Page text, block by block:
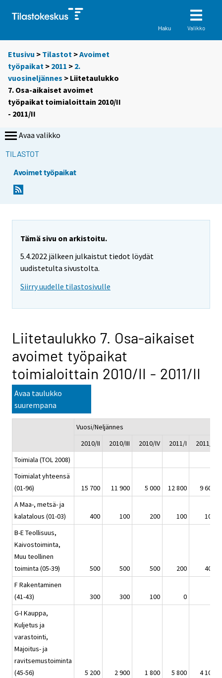
Haku Valikko
Etusivu > Tilastot >Avoimet
työpaikat > 2011 > 2.
vuosineljännes > Liitetaulukko
7. Osa-aikaiset avoimet
työpaikat toimialoittain 2010/II
- 2011/II
Avaa valikko
TILASTOT
Avoimet työpaikat
Tämä sivu on arkistoitu.
5.4.2022 jälkeen julkaistut tiedot löydät
uudistetulta sivustolta.
Siirry uudelle tilastosivulle
Liitetaulukko 7. Osa-aikaiset
avoimet työpaikat
toimialoittain 2010/II - 2011/II
Avaa taulukko
suurempana
Vuosi/Neljännes
2010/II
2010/III 2010/IV 2011/I 2011/II
Toimiala (TOL 2008)
Toimialat yhteensä
(01-96)
15 700 11 900 5 000 12 800
9 600
A Maa-, metsä- ja
kalatalous (01-03)
400 100 200 100
100
B-E Teollisuus,
Kaivostoiminta,
Muu teollinen
toiminta (05-39)
500 500 500 200
400
F Rakentaminen
(41-43)
300 300 100 0
G-I Kauppa,
Kuljetus ja
varastointi,
Majoitus- ja
ravitsemustoiminta
(45-56)
5 200 2 900 1 800 5 800
4 100